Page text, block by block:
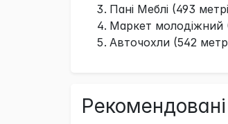
Пані Меблі (493
Маркет молодіжний
Авточохли (542